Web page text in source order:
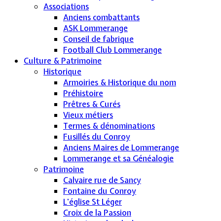
Associations
Anciens combattants
ASK Lommerange
Conseil de fabrique
Football Club Lommerange
Culture & Patrimoine
Historique
Armoiries & Historique du nom
Préhistoire
Prêtres & Curés
Vieux métiers
Termes & dénominations
Fusillés du Conroy
Anciens Maires de Lommerange
Lommerange et sa Généalogie
Patrimoine
Calvaire rue de Sancy
Fontaine du Conroy
L'église St Léger
Croix de la Passion